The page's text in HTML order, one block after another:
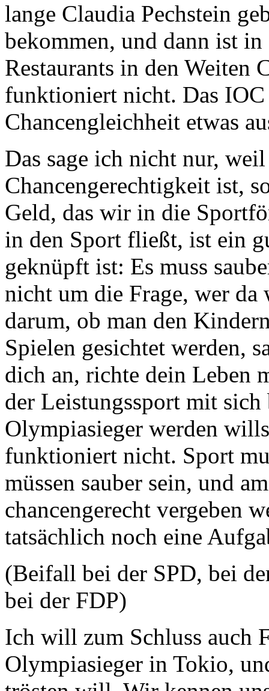
lange Claudia Pechstein
bekommen, und dann ist
Restaurants in den Weiten
funktioniert nicht. Das
Chancengleichheit etwas
Das sage ich nicht nur,
Chancengerechtigkeit ist,
Geld, das wir in die
in den Sport fließt, ist ein
geknüpft ist: Es muss
nicht um die Frage, wer
darum, ob man den
Spielen gesichtet werden,
dich an, richte dein Leben
der Leistungssport mit
Olympiasieger werden
funktioniert nicht. Sport
müssen sauber sein, und
chancengerecht vergeben
tatsächlich noch eine
(Beifall bei der SPD, bei
bei der FDP)
Ich will zum Schluss auch
Olympiasieger in Tokio,